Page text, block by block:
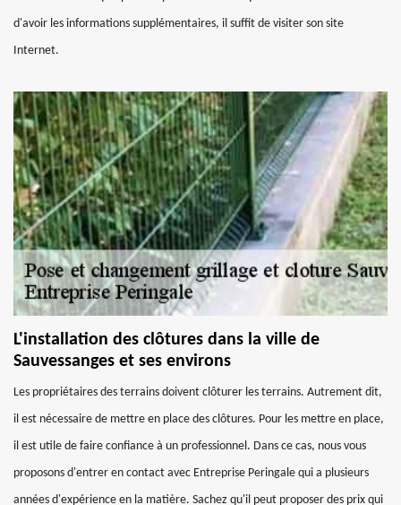
d'avoir les informations supplémentaires, il suffit de visiter son site
Internet.
L'installation des clôtures dans la ville de
Sauvessanges et ses environs
Les propriétaires des terrains doivent clôturer les terrains. Autrement dit,
il est nécessaire de mettre en place des clôtures. Pour les mettre en place,
il est utile de faire confiance à un professionnel. Dans ce cas, nous vous
proposons d'entrer en contact avec Entreprise Peringale qui a plusieurs
années d'expérience en la matière. Sachez qu'il peut proposer des prix qui